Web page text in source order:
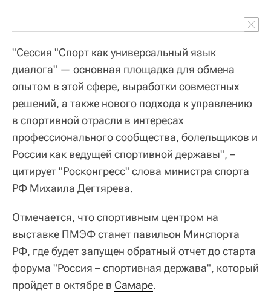
"Сессия "Спорт как универсальный язык
диалога" — основная площадка для обмена
опытом в этой сфере, выработки совместных
решений, а также нового подхода к управлению
в спортивной отрасли в интересах
профессионального сообщества, болельщиков и
России как ведущей спортивной державы", –
цитирует "Росконгресс" слова министра спорта
РФ Михаила Дегтярева.
Отмечается, что спортивным центром на
выставке ПМЭФ станет павильон Минспорта
РФ, где будет запущен обратный отчет до старта
форума "Россия – спортивная держава", который
пройдет в октябре в Самаре.